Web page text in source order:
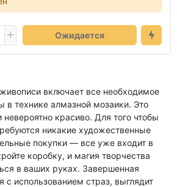
Ожидается
включает все необходимое
в технике алмазной мозаики. Это
невероятно красиво. Для того чтобы
никакие художественные
покупки — все уже входит в
коробку, и магия творчества
в ваших руках. Завершенная
с использованием страз, выглядит